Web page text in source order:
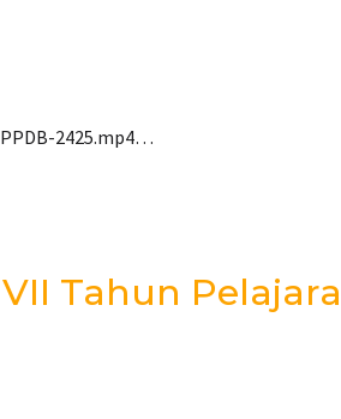
2425.mp4…
Tahun